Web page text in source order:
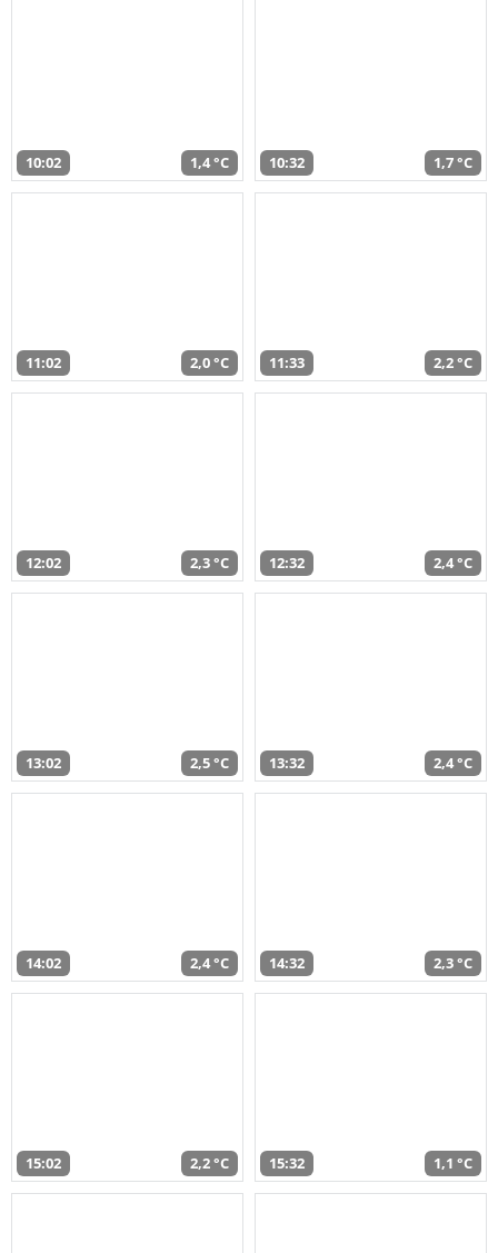
10:02 1,4 °C 10:32 1,7 °C
11:02 2,0 °C 11:33 2,2 °C
12:02 2,3 °C 12:32 2,4 °C
13:02 2,5 °C 13:32 2,4 °C
14:02 2,4 °C 14:32 2,3 °C
15:02 2,2 °C 15:32 1,1 °C